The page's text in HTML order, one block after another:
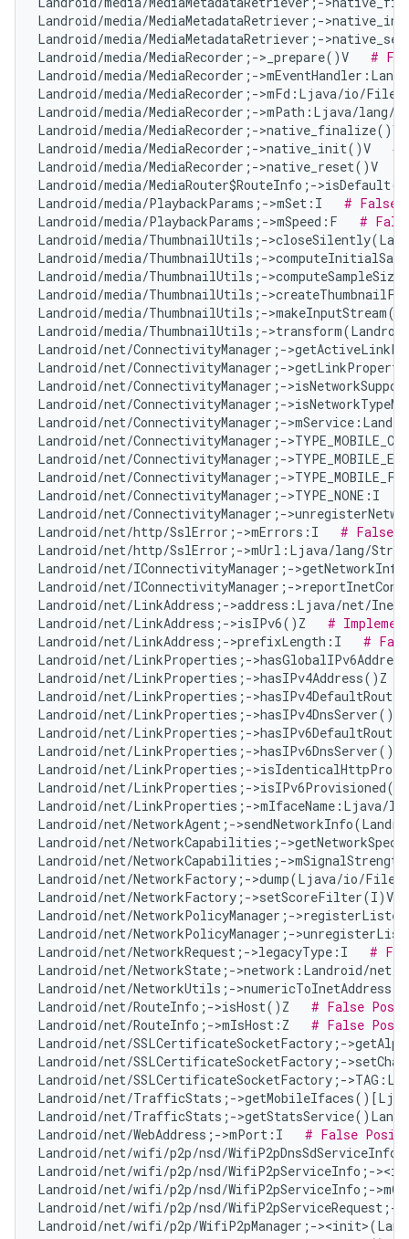
Landroid/media/MediaMetadataRetriever;-
Landroid/media/MediaMetadataRetriever;-
Landroid/media/MediaRecorder;->_prepare()V #
Landroid/media/MediaRecorder;-
Landroid/media/MediaRecorder;->mFd:Ljava/io/
Landroid/media/MediaRecorder;->mPath:Ljava/
Landroid/media/MediaRecorder;-
Landroid/media/MediaRecorder;->native_init()V #
Landroid/media/MediaRecorder;->native_reset()V
Landroid/media/MediaRouter$RouteInfo;-
Landroid/media/PlaybackParams;->mSet:I # False
Landroid/media/PlaybackParams;->mSpeed:F #
Landroid/media/ThumbnailUtils;-
Landroid/media/ThumbnailUtils;-
Landroid/media/ThumbnailUtils;-
Landroid/media/ThumbnailUtils;-
Landroid/media/ThumbnailUtils;-
Landroid/media/ThumbnailUtils;-
Landroid/net/ConnectivityManager;-
Landroid/net/ConnectivityManager;-
Landroid/net/ConnectivityManager;-
Landroid/net/ConnectivityManager;-
Landroid/net/ConnectivityManager;-
Landroid/net/ConnectivityManager;-
Landroid/net/ConnectivityManager;-
Landroid/net/ConnectivityManager;-
Landroid/net/ConnectivityManager;->TYPE_NONE:I
Landroid/net/ConnectivityManager;-
Landroid/net/http/SslError;->mErrors:I # False
Landroid/net/http/SslError;->mUrl:Ljava/lang/
Landroid/net/IConnectivityManager;-
Landroid/net/IConnectivityManager;-
Landroid/net/LinkAddress;->address:Ljava/net/
Landroid/net/LinkAddress;->isIPv6()Z #
Landroid/net/LinkAddress;->prefixLength:I #
Landroid/net/LinkProperties;-
Landroid/net/LinkProperties;->hasIPv4Address()Z
Landroid/net/LinkProperties;-
Landroid/net/LinkProperties;-
Landroid/net/LinkProperties;-
Landroid/net/LinkProperties;-
Landroid/net/LinkProperties;-
Landroid/net/LinkProperties;-
Landroid/net/LinkProperties;-
Landroid/net/NetworkAgent;-
Landroid/net/NetworkCapabilities;-
Landroid/net/NetworkCapabilities;-
Landroid/net/NetworkFactory;->dump(Ljava/io/
Landroid/net/NetworkFactory;-
Landroid/net/NetworkPolicyManager;-
Landroid/net/NetworkPolicyManager;-
Landroid/net/NetworkRequest;->legacyType:I #
Landroid/net/NetworkState;->network:Landroid/
Landroid/net/NetworkUtils;-
Landroid/net/RouteInfo;->isHost()Z # False
Landroid/net/RouteInfo;->mIsHost:Z # False
Landroid/net/SSLCertificateSocketFactory;-
Landroid/net/SSLCertificateSocketFactory;-
Landroid/net/SSLCertificateSocketFactory;-
Landroid/net/TrafficStats;-
Landroid/net/TrafficStats;-
Landroid/net/WebAddress;->mPort:I # False
Landroid/net/wifi/p2p/nsd/
Landroid/net/wifi/p2p/nsd/
Landroid/net/wifi/p2p/nsd/WifiP2pServiceInfo;-
Landroid/net/wifi/p2p/nsd/
Landroid/net/wifi/p2p/WifiP2pManager;-